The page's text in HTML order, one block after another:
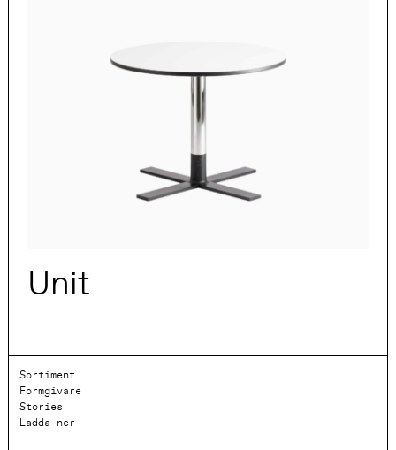
Unit
Sortiment
Formgivare
Stories
Ladda ner